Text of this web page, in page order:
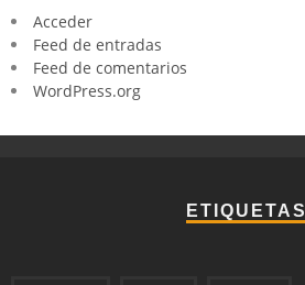
Acceder
Feed de entradas
Feed de comentarios
WordPress.org
ETIQUETAS